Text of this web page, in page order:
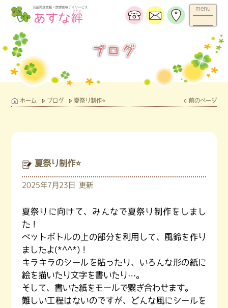
スタッフ紹介
ご利用について
ホーム ブログ 前のページ
夏祭り制作⭐️
夏祭り制作⭐️
2025年7月23日 更新
夏祭りに向けて、みんなで夏祭り制作をしまし
た！
ペットボトルの上の部分を利用して、風鈴を作り
ましたよ(*^^*)！
キラキラのシールを貼ったり、いろんな形の紙に
絵を描いたり文字を書いたり…。
そして、書いた紙をモールで繋ぎ合わせます。
難しい工程はないのですが、どんな風にシールを
menu